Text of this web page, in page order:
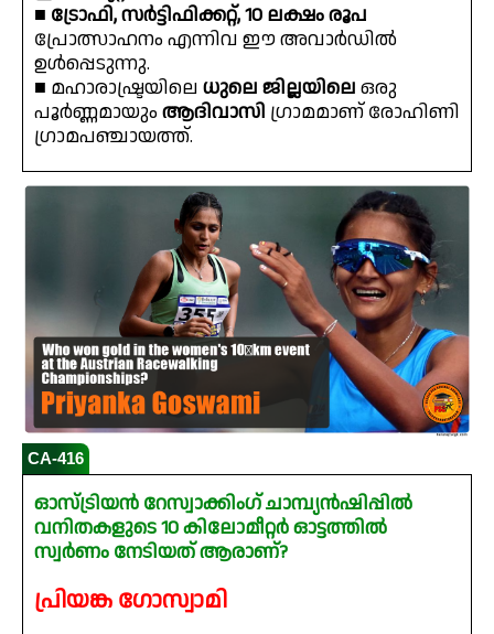
■ ട്രോഫി, സർട്ടിഫിക്കറ്റ്, 10 ലക്ഷം രൂപ
പ്രോത്സാഹനം എന്നിവ ഈ അവാർഡിൽ
ഉൾപ്പെടുന്നു.
■ മഹാരാഷ്ട്രയിലെ ധുലെ ജില്ലയിലെ ഒരു
പൂർണ്ണമായും ആദിവാസി ഗ്രാമമാണ് രോഹിണി
ഗ്രാമപഞ്ചായത്ത്.
CA-416
ഓസ്ട്രിയൻ റേസ്വാക്കിംഗ് ചാമ്പ്യൻഷിപ്പിൽ
വനിതകളുടെ 10 കിലോമീറ്റർ ഓട്ടത്തിൽ
സ്വർണം നേടിയത് ആരാണ്?
പ്രിയങ്ക ഗോസ്വാമി